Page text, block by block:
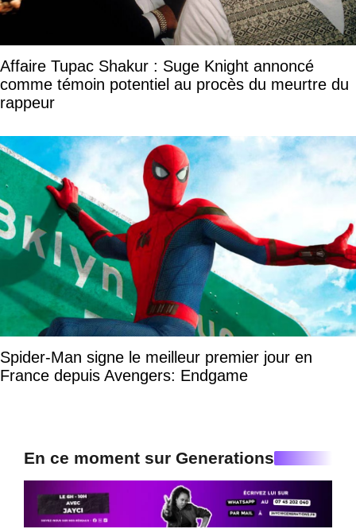
Affaire Tupac Shakur : Suge Knight annoncé
comme témoin potentiel au procès du meurtre du
rappeur
Spider-Man signe le meilleur premier jour en
France depuis Avengers: Endgame
En ce moment sur Generations